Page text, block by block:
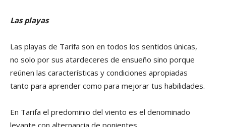
Las playas
Las playas de Tarifa son en todos los sentidos únicas,
no solo por sus atardeceres de ensueño sino porque
reúnen las características y condiciones apropiadas
tanto para aprender como para mejorar tus habilidades.
En Tarifa el predominio del viento es el denominado